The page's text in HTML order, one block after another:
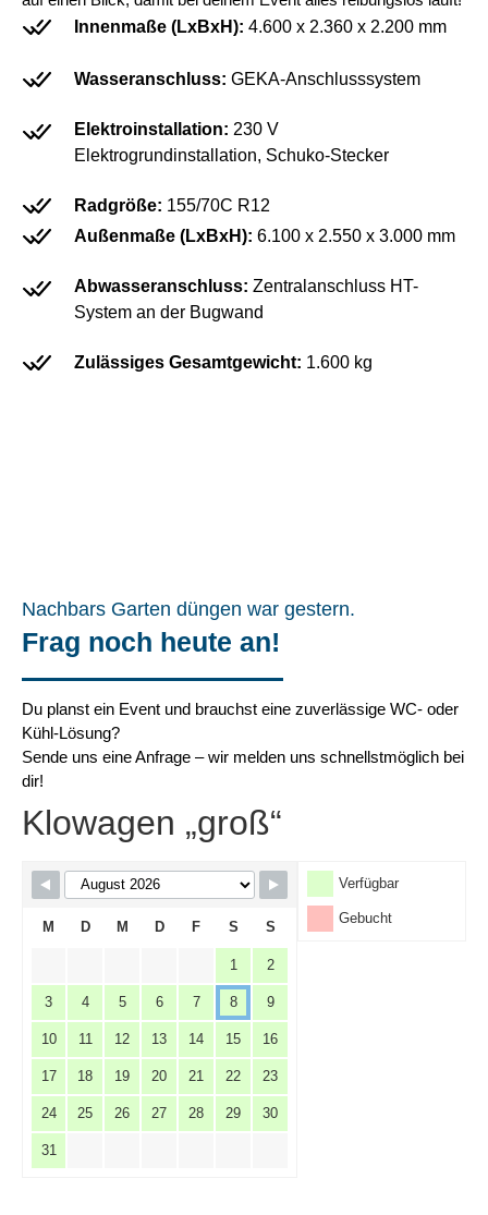
Innenmaße (LxBxH): 4.600 x 2.360 x 2.200 mm
Wasseranschluss: GEKA-Anschlusssystem
Elektroinstallation: 230 V
Elektrogrundinstallation, Schuko-Stecker
Radgröße: 155/70C R12
Außenmaße (LxBxH): 6.100 x 2.550 x 3.000 mm
Abwasseranschluss: Zentralanschluss HT-
System an der Bugwand
Zulässiges Gesamtgewicht: 1.600 kg
Nachbars Garten düngen war gestern.
Frag noch heute an!
Du planst ein Event und brauchst eine zuverlässige WC- oder
Kühl-Lösung?
Sende uns eine Anfrage – wir melden uns schnellstmöglich bei
dir!
Skip Booking Form
Klowagen „groß“
Verfügbar
Gebucht
M D M D F S S
1 2
3 4 5 6 7 8 9
10 11 12 13 14 15 16
17 18 19 20 21 22 23
24 25 26 27 28 29 30
31